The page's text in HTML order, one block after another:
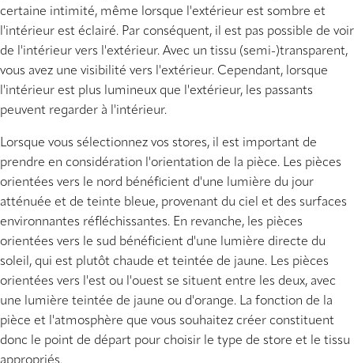
certaine intimité, même lorsque l'extérieur est sombre et
l'intérieur est éclairé. Par conséquent, il est pas possible de voir
de l'intérieur vers l'extérieur. Avec un tissu (semi-)transparent,
vous avez une visibilité vers l'extérieur. Cependant, lorsque
l'intérieur est plus lumineux que l'extérieur, les passants
peuvent regarder à l'intérieur.
Lorsque vous sélectionnez vos stores, il est important de
prendre en considération l'orientation de la pièce. Les pièces
orientées vers le nord bénéficient d'une lumière du jour
atténuée et de teinte bleue, provenant du ciel et des surfaces
environnantes réfléchissantes. En revanche, les pièces
orientées vers le sud bénéficient d'une lumière directe du
soleil, qui est plutôt chaude et teintée de jaune. Les pièces
orientées vers l'est ou l'ouest se situent entre les deux, avec
une lumière teintée de jaune ou d'orange. La fonction de la
pièce et l'atmosphère que vous souhaitez créer constituent
donc le point de départ pour choisir le type de store et le tissu